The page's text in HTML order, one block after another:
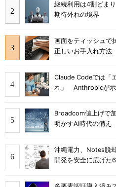
継続利用は4割どま
期待外れの境界
画面をティッシュで
正しいお手入れ方法
Claude Codeでは「
れ」 Anthropicが示
Broadcom値上げで
明かすAI時代の備え
沖縄電力、Notes脱
開発を安全に広げた